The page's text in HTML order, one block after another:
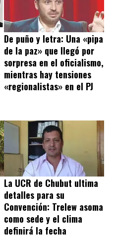
De puño y letra: Una «pipa
de la paz» que llegó por
sorpresa en el oficialismo,
mientras hay tensiones
«regionalistas» en el PJ
La UCR de Chubut ultima
detalles para su
Convención: Trelew asoma
como sede y el clima
definirá la fecha